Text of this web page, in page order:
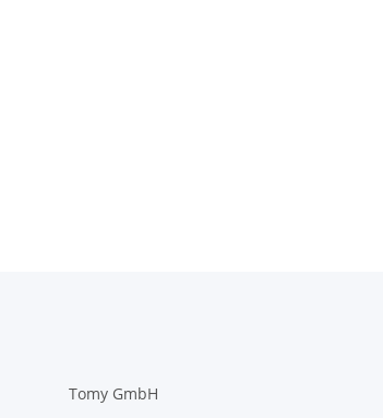
Tomy GmbH